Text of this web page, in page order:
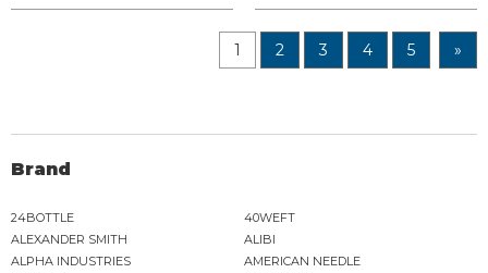
1 2 3 4 5 »
Brand
24BOTTLE
40WEFT
ALEXANDER SMITH
ALIBI
ALPHA INDUSTRIES
AMERICAN NEEDLE